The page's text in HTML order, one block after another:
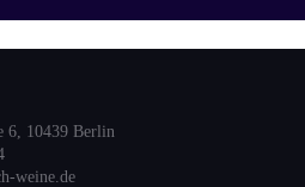
6, 10439 Berlin
weine.de